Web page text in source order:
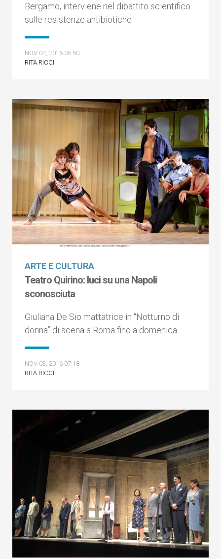
Bergamo, interviene nel dibattito scientifico
sulle resistenze antibiotiche
NOV 04, 2016 05:50
RITA RICCI
ARTE E CULTURA
Teatro Quirino: luci su una Napoli
sconosciuta
Giuliana De Sio mattatrice in “Notturno di
donna” di scena a Roma fino a domenica
NOV 03, 2016 07:18
RITA RICCI